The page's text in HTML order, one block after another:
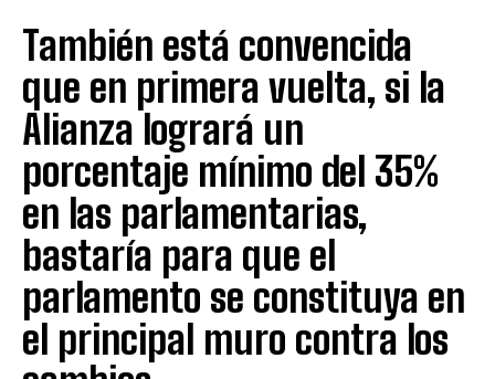
También está convencida
que en primera vuelta, si la
Alianza logrará un
porcentaje mínimo del 35%
en las parlamentarias,
bastaría para que el
parlamento se constituya en
el principal muro contra los